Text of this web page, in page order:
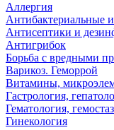
Аллергия
Антибактериальные
Антисептики и
Антигрибок
Борьба с вредными
Варикоз. Геморрой
Витамины,
Гастрология,
Гематология, гемостаз
Гинекология